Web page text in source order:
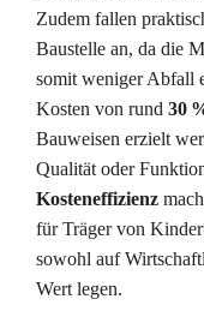
Zudem fallen
Baustelle an, da die
somit weniger Abfall
Kosten von rund 30
Bauweisen erzielt
Qualität oder
Kosteneffizienz
für Träger von
sowohl auf
Wert legen.